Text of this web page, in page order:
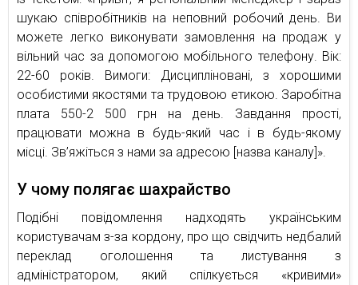
шукаю співробітників на неповний робочий день. Ви
можете легко виконувати замовлення на продаж у
вільний час за допомогою мобільного телефону. Вік:
22-60 років. Вимоги: Дисципліновані, з хорошими
особистими якостями та трудовою етикою. Заробітна
плата 550-2 500 грн на день. Завдання прості,
працювати можна в будь-який час і в будь-якому
місці. Зв’яжіться з нами за адресою [назва каналу]».
У чому полягає шахрайство
Подібні повідомлення надходять українським
користувачам з-за кордону, про що свідчить недбалий
переклад оголошення та листування з
адміністратором, який спілкується «кривими»